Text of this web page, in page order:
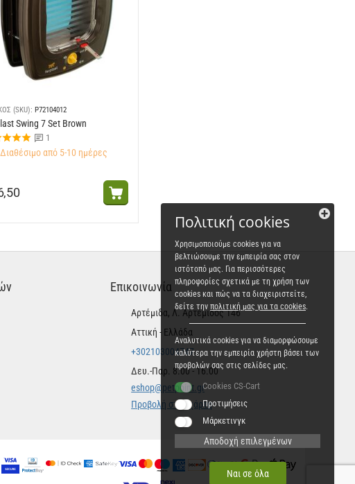
(SKU): P72104012
Swing 7 Set Brown
1
Διαθέσιμο από 5-10 ημέρες
Επικοινωνία
Αρτέμιδα, Λ. Αρτέμιδος 146
Αττική - Ελλάδα
+302103004747
Δευ.-Παρ. 8.00 - 16.00
eshop@petpoint.gr
Προβολή στον χάρτη
Πολιτική cookies
Χρησιμοποιούμε cookies για να
βελτιώσουμε την εμπειρία σας στον
ιστότοπό μας. Για περισσότερες
πληροφορίες σχετικά με τη χρήση των
cookies και πώς να τα διαχειριστείτε,
δείτε την πολιτική μας για τα cookies.
Αναλυτικά cookies για να διαμορφώσουμε
καλύτερα την εμπειρία χρήστη βάσει των
προβολών σας στις σελίδες μας.
Cookies CS-Cart
Προτιμήσεις
Μάρκετινγκ
Αποδοχή επιλεγμένων
Ναι σε όλα